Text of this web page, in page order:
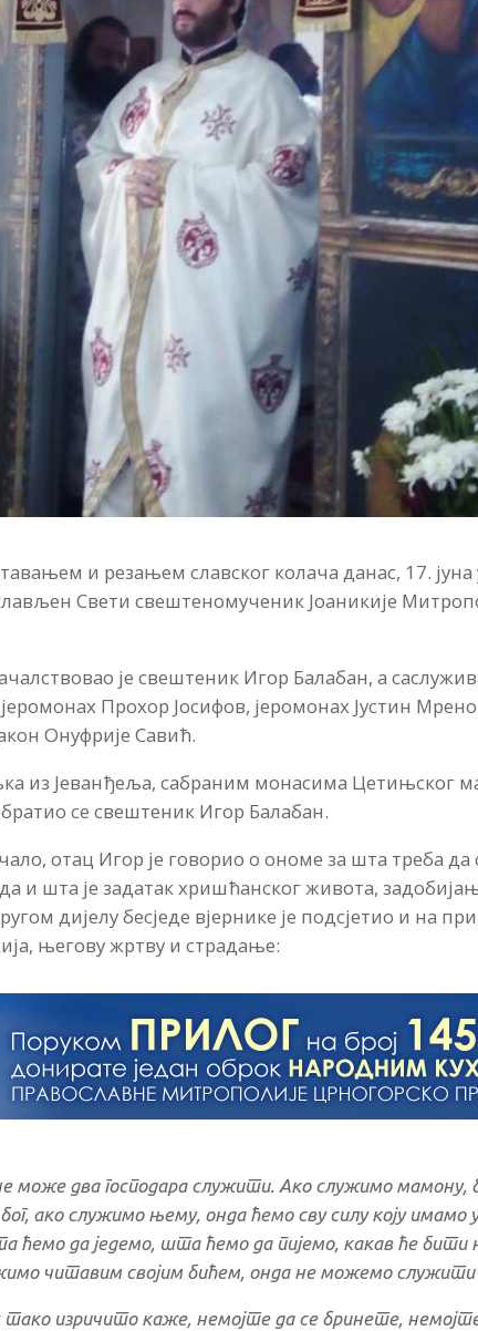
и резањем славског колача данас, 17.
Свети свештеномученик Јоаникије
је свештеник Игор Балабан, а
Прохор Јосифов, јеромонах Јустин
Онуфрије Савић.
из Јеванђеља, сабраним монасима Цетињског
се свештеник Игор Балабан.
отац Игор је говорио о ономе за шта треба
и шта је задатак хришћанског живота,
дијелу бесједе вјернике је подсјетио и на
његову жртву и страдање:
може два господара служити. Ако служимо мамону,
ако служимо њему, онда ћемо сву силу коју
да једемо, шта ћемо да пијемо, какав ће бити
читавим својим бићем, онда не можемо служити
изричито каже, немојте да се бринете,